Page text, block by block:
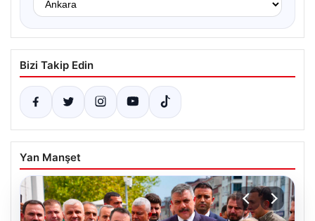
Bizi Takip Edin
Yan Manşet